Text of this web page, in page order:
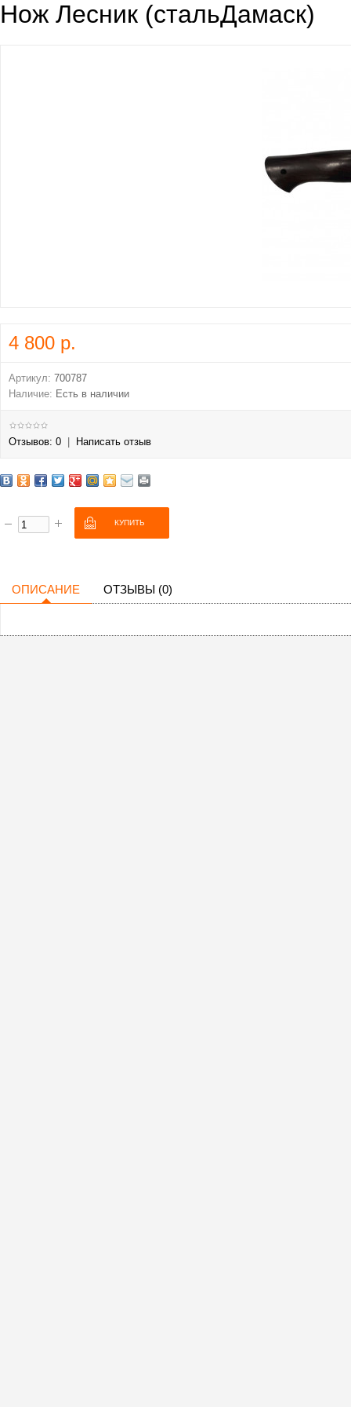
Нож Лесник (стальДамаск)
4 800 р.
Артикул: 700787
Наличие: Есть в наличии
Отзывов: 0 Написать отзыв
ОПИСАНИЕ ОТЗЫВЫ (0)